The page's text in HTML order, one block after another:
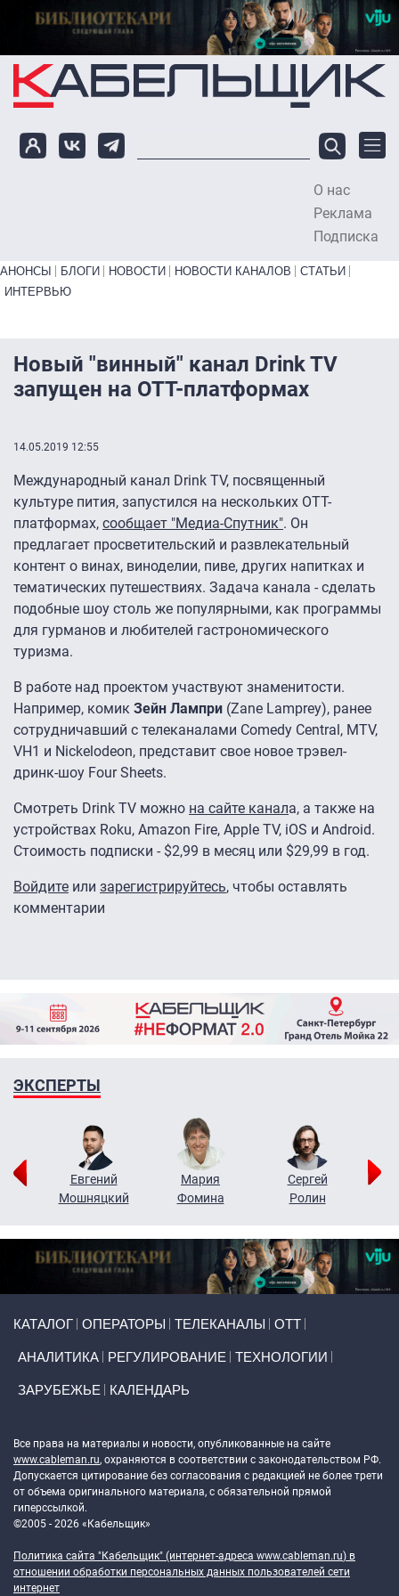
Перейти к основному содержанию
О нас
Реклама
Подписка
Primary links bottom
АНОНСЫ БЛОГИ НОВОСТИ НОВОСТИ КАНАЛОВ
СТАТЬИ
ИНТЕРВЬЮ
Новый "винный" канал Drink TV
запущен на OTT-платформах
14.05.2019 12:55
Международный канал Drink TV, посвященный
культуре пития, запустился на нескольких OTT-
платформах, сообщает "Медиа-Спутник". Он
предлагает просветительский и развлекательный
контент о винах, виноделии, пиве, других напитках и
тематических путешествиях. Задача канала - сделать
подобные шоу столь же популярными, как программы
для гурманов и любителей гастрономического
туризма.
В работе над проектом участвуют знаменитости.
Например, комик Зейн Лампри (Zane Lamprey), ранее
сотрудничавший с телеканалами Comedy Central, MTV,
VH1 и Nickelodeon, представит свое новое трэвел-
дринк-шоу Four Sheets.
Смотреть Drink TV можно на сайте канала, а также на
устройствах Roku, Amazon Fire, Apple TV, iOS и Android.
Стоимость подписки - $2,99 в месяц или $29,99 в год.
Войдите или зарегистрируйтесь, чтобы оставлять
комментарии
ЭКСПЕРТЫ
Евгений
Мошняцкий
Мария
Фомина
Сергей
Ролин
КАТАЛОГ ОПЕРАТОРЫ ТЕЛЕКАНАЛЫ ОТТ
АНАЛИТИКА РЕГУЛИРОВАНИЕ ТЕХНОЛОГИИ
ЗАРУБЕЖЬЕ КАЛЕНДАРЬ
Все права на материалы и новости, опубликованные на сайте
www.cableman.ru, охраняются в соответствии с законодательством РФ.
Допускается цитирование без согласования с редакцией не более трети
от объема оригинального материала, с обязательной прямой
гиперссылкой.
©2005 - 2026 «Кабельщик»
Политика сайта "Кабельщик" (интернет-адреса www.cableman.ru) в
отношении обработки персональных данных пользователей сети
интернет